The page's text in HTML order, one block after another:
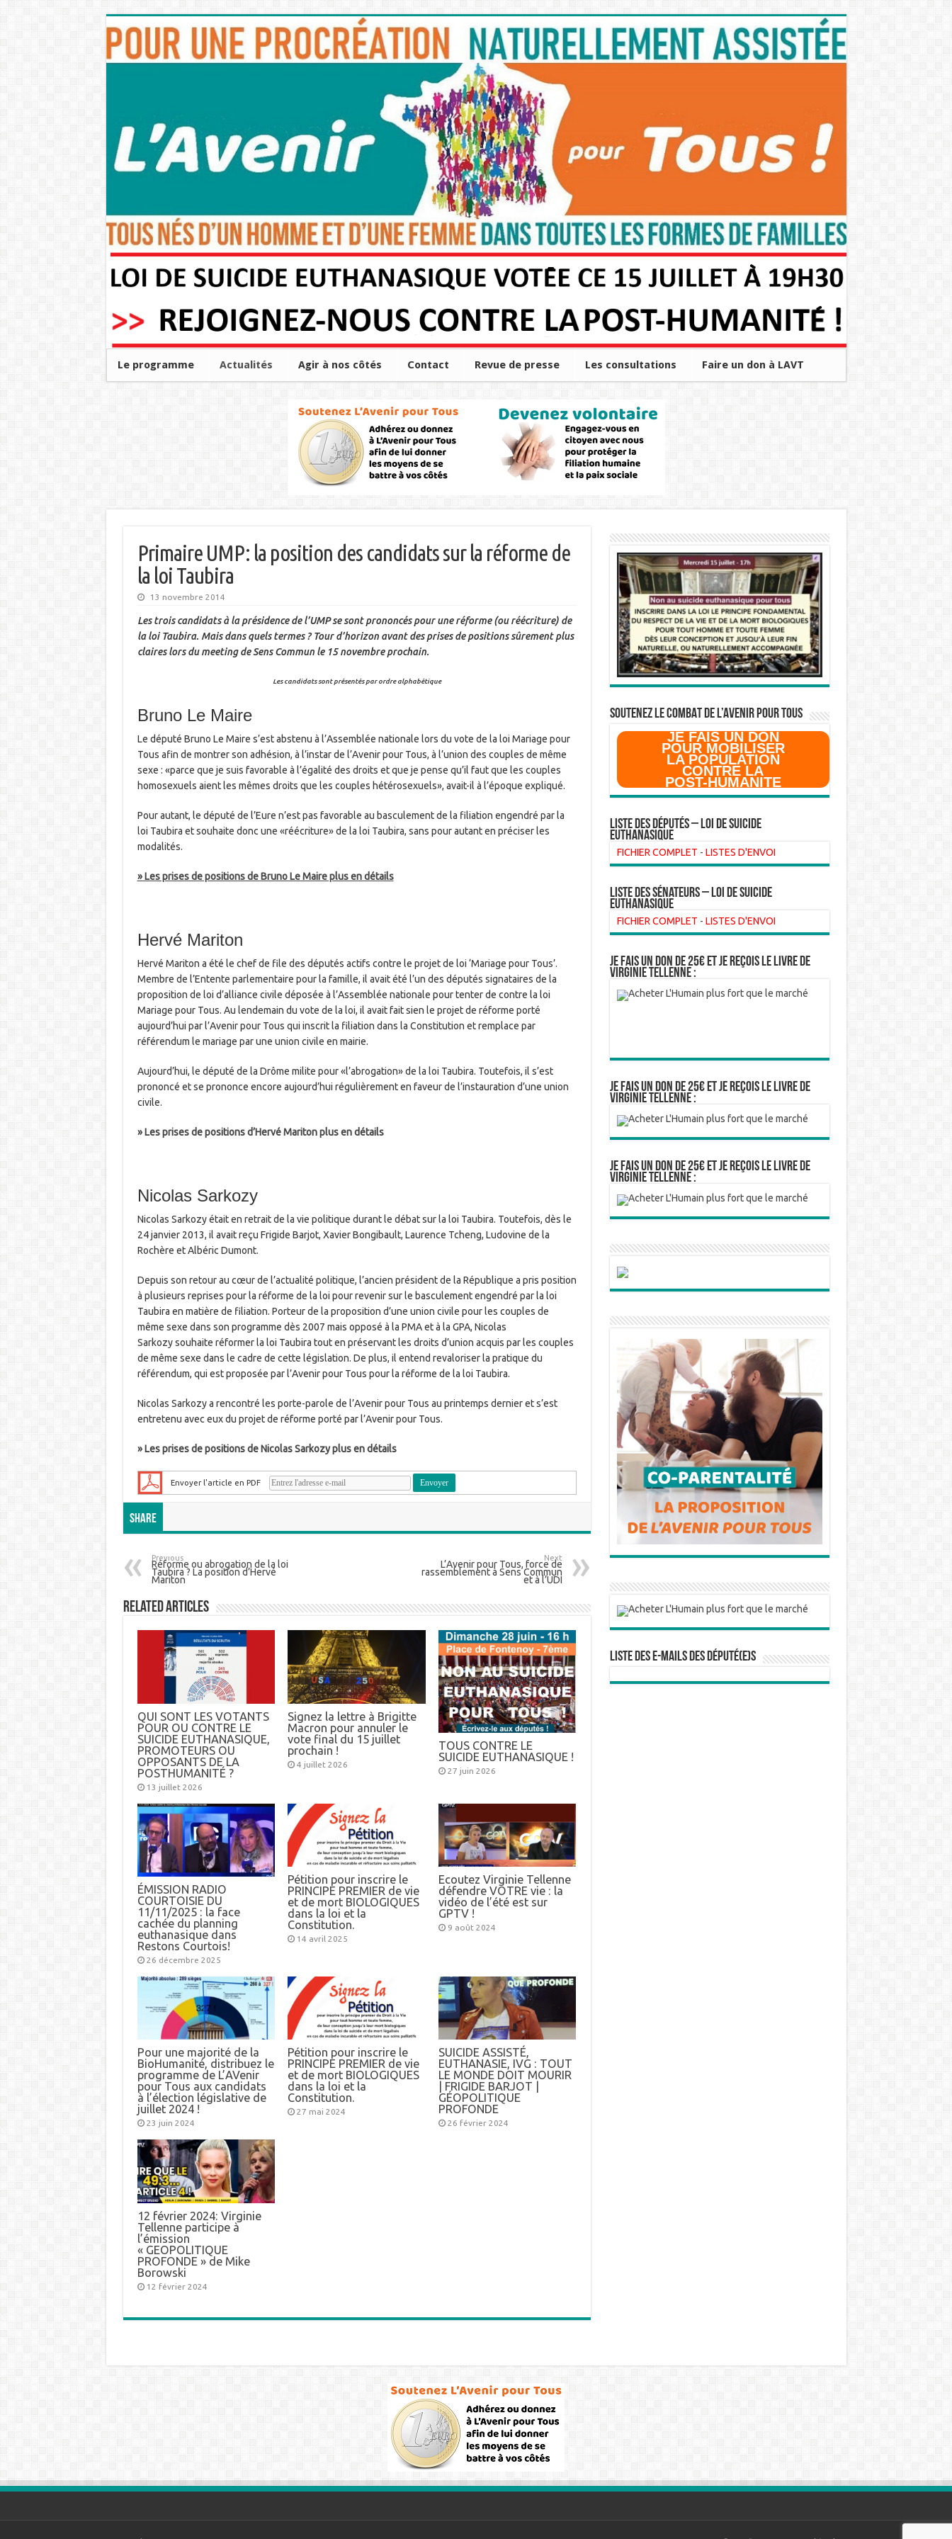
Le programme Actualités Agir à nos côtés Contact Revue de presse Les consultations Faire un don à LAVT
Primaire UMP: la position des candidats sur la réforme de
la loi Taubira
13 novembre 2014
Les trois candidats à la présidence de l’UMP se sont prononcés pour une réforme (ou réécriture) de
la loi Taubira. Mais dans quels termes ? Tour d’horizon avant des prises de positions sûrement plus
claires lors du meeting de Sens Commun le 15 novembre prochain.
Les candidats sont présentés par ordre alphabétique
Bruno Le Maire
Le député Bruno Le Maire s’est abstenu à l’Assemblée nationale lors du vote de la loi Mariage pour
Tous afin de montrer son adhésion, à l’instar de l’Avenir pour Tous, à l’union des couples de même
sexe : «parce que je suis favorable à l’égalité des droits et que je pense qu’il faut que les couples
homosexuels aient les mêmes droits que les couples hétérosexuels», avait-il à l’époque expliqué.
Pour autant, le député de l’Eure n’est pas favorable au basculement de la filiation engendré par la
loi Taubira et souhaite donc une «réécriture» de la loi Taubira, sans pour autant en préciser les
modalités.
» Les prises de positions de Bruno Le Maire plus en détails
Hervé Mariton
Hervé Mariton a été le chef de file des députés actifs contre le projet de loi ‘Mariage pour Tous’.
Membre de l’Entente parlementaire pour la famille, il avait été l’un des députés signataires de la
proposition de loi d’alliance civile déposée à l’Assemblée nationale pour tenter de contre la loi
Mariage pour Tous. Au lendemain du vote de la loi, il avait fait sien le projet de réforme porté
aujourd’hui par l’Avenir pour Tous qui inscrit la filiation dans la Constitution et remplace par
référendum le mariage par une union civile en mairie.
Aujourd’hui, le député de la Drôme milite pour «l’abrogation» de la loi Taubira. Toutefois, il s’est
prononcé et se prononce encore aujourd’hui régulièrement en faveur de l’instauration d’une union
civile.
» Les prises de positions d’Hervé Mariton plus en détails
Nicolas Sarkozy
Nicolas Sarkozy était en retrait de la vie politique durant le débat sur la loi Taubira. Toutefois, dès le
24 janvier 2013, il avait reçu Frigide Barjot, Xavier Bongibault, Laurence Tcheng, Ludovine de la
Rochère et Albéric Dumont.
Depuis son retour au cœur de l’actualité politique, l’ancien président de la République a pris position
à plusieurs reprises pour la réforme de la loi pour revenir sur le basculement engendré par la loi
Taubira en matière de filiation. Porteur de la proposition d’une union civile pour les couples de
même sexe dans son programme dès 2007 mais opposé à la PMA et à la GPA, Nicolas
Sarkozy souhaite réformer la loi Taubira tout en préservant les droits d’union acquis par les couples
de même sexe dans le cadre de cette législation. De plus, il entend revaloriser la pratique du
référendum, qui est proposée par l’Avenir pour Tous pour la réforme de la loi Taubira.
Nicolas Sarkozy a rencontré les porte-parole de l’Avenir pour Tous au printemps dernier et s’est
entretenu avec eux du projet de réforme porté par l’Avenir pour Tous.
» Les prises de positions de Nicolas Sarkozy plus en détails
Envoyer l'article en PDF
Share
Previous
Réforme ou abrogation de la loi
Taubira ? La position d’Hervé
Mariton
Next
L’Avenir pour Tous, force de
rassemblement à Sens Commun
et à l’UDI
Related Articles
QUI SONT LES VOTANTS
POUR OU CONTRE LE
SUICIDE EUTHANASIQUE,
PROMOTEURS OU
OPPOSANTS DE LA
POSTHUMANITÉ ?
13 juillet 2026
Signez la lettre à Brigitte
Macron pour annuler le
vote final du 15 juillet
prochain !
4 juillet 2026
TOUS CONTRE LE
SUICIDE EUTHANASIQUE !
27 juin 2026
ÉMISSION RADIO
COURTOISIE DU
11/11/2025 : la face
cachée du planning
euthanasique dans
Restons Courtois!
26 décembre 2025
Pétition pour inscrire le
PRINCIPE PREMIER de vie
et de mort BIOLOGIQUES
dans la loi et la
Constitution.
14 avril 2025
Ecoutez Virginie Tellenne
défendre VOTRE vie : la
vidéo de l’été est sur
GPTV !
9 août 2024
Pour une majorité de la
BioHumanité, distribuez le
programme de L’AVenir
pour Tous aux candidats
à l’élection législative de
juillet 2024 !
23 juin 2024
Pétition pour inscrire le
PRINCIPE PREMIER de vie
et de mort BIOLOGIQUES
dans la loi et la
Constitution.
27 mai 2024
SUICIDE ASSISTÉ,
EUTHANASIE, IVG : TOUT
LE MONDE DOIT MOURIR
| FRIGIDE BARJOT |
GÉOPOLITIQUE
PROFONDE
26 février 2024
12 février 2024: Virginie
Tellenne participe à
l’émission
« GEOPOLITIQUE
PROFONDE » de Mike
Borowski
12 février 2024
SOUTENEZ LE COMBAT DE L’AVenir pour Tous
JE FAIS UN DON
POUR MOBILISER
LA POPULATION
CONTRE LA
POST-HUMANITE
Liste des Députés – Loi de suicide
euthanasique
FICHIER COMPLET - LISTES D'ENVOI
liste des sénateurs – loi de suicide
euthanasique
FICHIER COMPLET - LISTES D'ENVOI
Je fais un don de 25€ et je reçois le livre de
Virginie Tellenne :
Je fais un don de 25€ et je reçois le livre de
Virginie Tellenne :
Je fais un don de 25€ et je reçois le livre de
Virginie Tellenne :
Liste des e-mails des député(e)s